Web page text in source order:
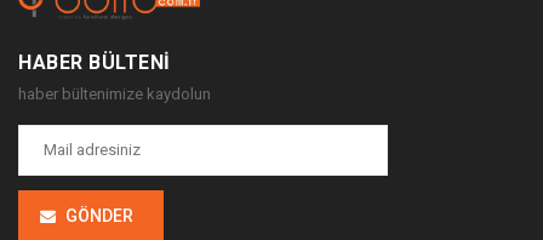
HABER BÜLTENI
haber bültenimize kaydolun
GÖNDER